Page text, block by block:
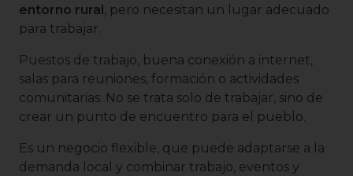
entorno rural, pero necesitan un lugar adecuado
para trabajar.
Puestos de trabajo, buena conexión a internet,
salas para reuniones, formación o actividades
comunitarias. No se trata solo de trabajar, sino de
crear un punto de encuentro para el pueblo.
Es un negocio flexible, que puede adaptarse a la
demanda local y combinar trabajo, eventos y